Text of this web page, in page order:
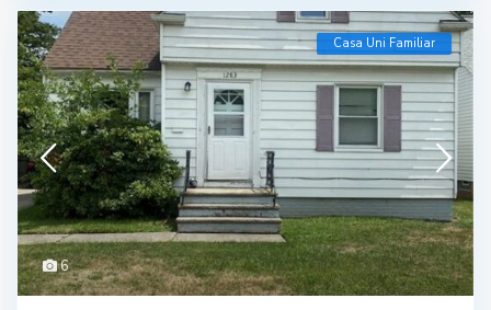
6
Casa Uni Familiar